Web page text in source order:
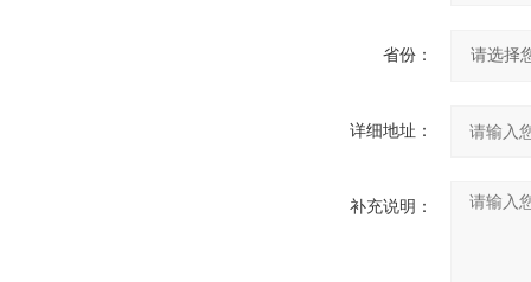
省份：
详细地址：
补充说明：